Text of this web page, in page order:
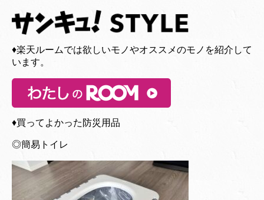
♦︎楽天ルームでは欲しいモノやオススメのモノを紹介して
います。
♦︎買ってよかった防災用品
◎簡易トイレ